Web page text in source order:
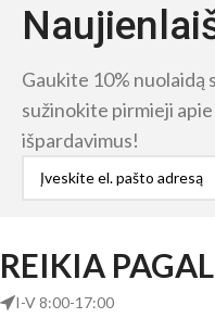
Gaukite 10% nuolaidą
sužinokite pirmieji
išpardavimus!
REIKIA
I-V 8:00-17:00